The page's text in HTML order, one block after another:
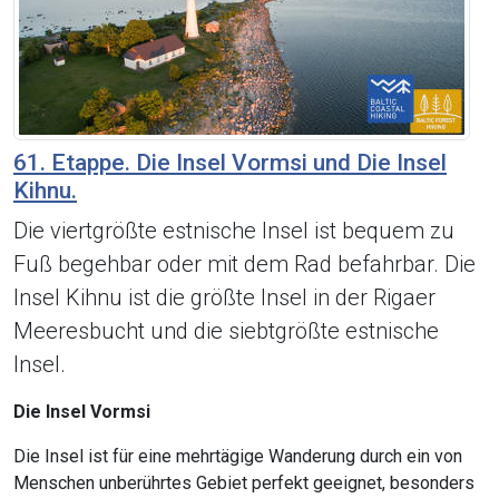
61. Etappe. Die Insel Vormsi und Die Insel
Kihnu.
Die viertgrößte estnische Insel ist bequem zu
Fuß begehbar oder mit dem Rad befahrbar. Die
Insel Kihnu ist die größte Insel in der Rigaer
Meeresbucht und die siebtgrößte estnische
Insel.
Die Insel Vormsi
Die Insel ist für eine mehrtägige Wanderung durch ein von
Menschen unberührtes Gebiet perfekt geeignet, besonders